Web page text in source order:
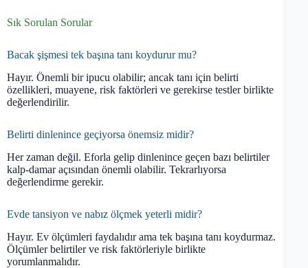
Sık Sorulan Sorular
Bacak şişmesi tek başına tanı koydurur mu?
Hayır. Önemli bir ipucu olabilir; ancak tanı için belirti
özellikleri, muayene, risk faktörleri ve gerekirse testler birlikte
değerlendirilir.
Belirti dinlenince geçiyorsa önemsiz midir?
Her zaman değil. Eforla gelip dinlenince geçen bazı belirtiler
kalp-damar açısından önemli olabilir. Tekrarlıyorsa
değerlendirme gerekir.
Evde tansiyon ve nabız ölçmek yeterli midir?
Hayır. Ev ölçümleri faydalıdır ama tek başına tanı koydurmaz.
Ölçümler belirtiler ve risk faktörleriyle birlikte
yorumlanmalıdır.